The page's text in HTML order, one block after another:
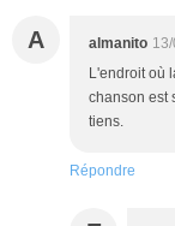
A almanito
L'endroit où
chanson est
tiens.
Répondre